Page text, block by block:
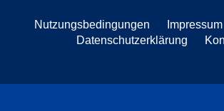
Nutzungsbedingungen Impressum
Datenschutzerklärung